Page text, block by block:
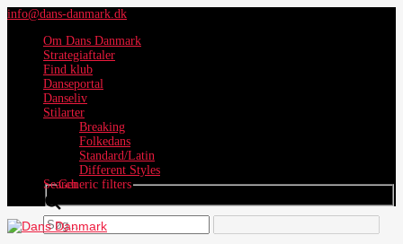
info@dans-danmark.dk
Om Dans Danmark
Strategiaftaler
Find klub
Danseportal
Danseliv
Stilarter
Breaking
Folkedans
Standard/Latin
Different Styles
Search
Generic filters